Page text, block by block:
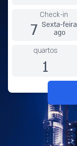
Check-in
7 Sexta-feira
ago
quartos
1